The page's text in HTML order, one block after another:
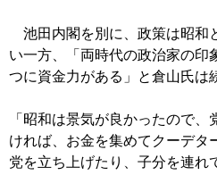
池田内閣を別に、政策は昭和
い一方、「両時代の政治家の印
つに資金力がある」と倉山氏は
「昭和は景気が良かったので、
ければ、お金を集めてクーデタ
党を立ち上げたり、子分を連れ